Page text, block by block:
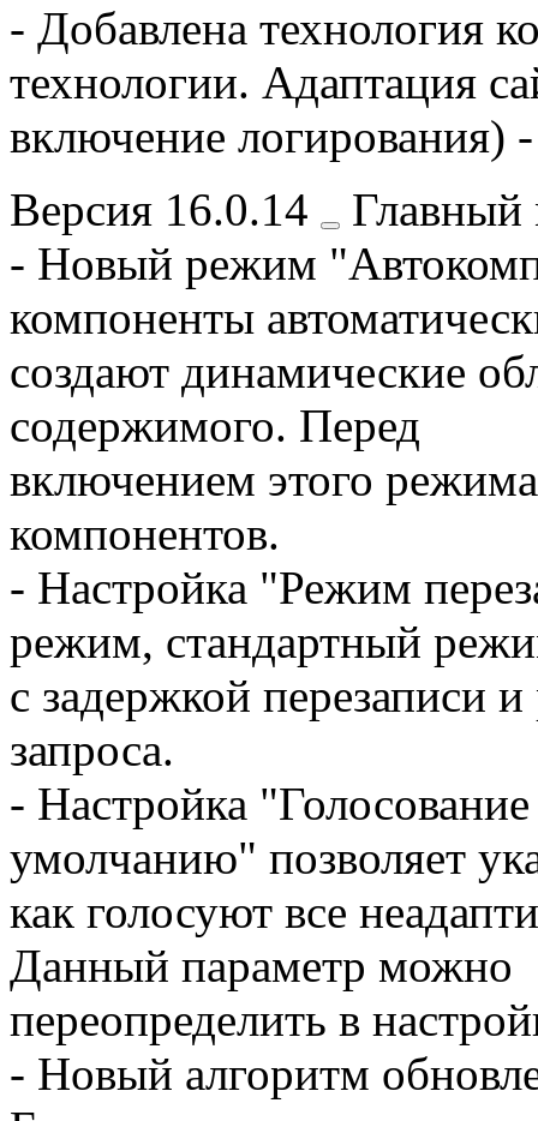
- Добавлена технология
технологии. Адаптация
включение логирования)
Версия 16.0.14
Главный
- Новый режим
компоненты
создают динамические
содержимого. Перед
включением этого
компонентов.
- Настройка "Режим
режим, стандартный
с задержкой перезаписи
запроса.
- Настройка
умолчанию" позволяет
как голосуют все
Данный параметр можно
переопределить в
- Новый алгоритм